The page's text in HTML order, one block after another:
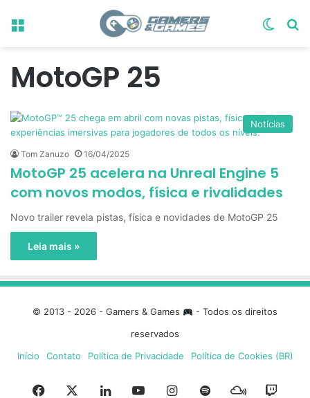
Menu
MotoGP 25
Notícias
Tom Zanuzo 16/04/2025
MotoGP 25 acelera na Unreal Engine 5
com novos modos, física e rivalidades
Novo trailer revela pistas, física e novidades de MotoGP 25
Leia mais »
© 2013 - 2026 - Gamers & Games
- Todos os direitos
reservados
Início
Contato Política de Privacidade Política de Cookies (BR)
Facebook LinkedinYouTubeInstagram
SpotifyMixcloud